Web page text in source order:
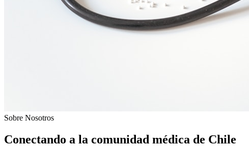
Sobre Nosotros
Conectando a la comunidad médica de Chile